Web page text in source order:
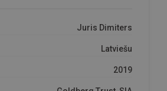
Juris Dimiters
Latviešu
2019